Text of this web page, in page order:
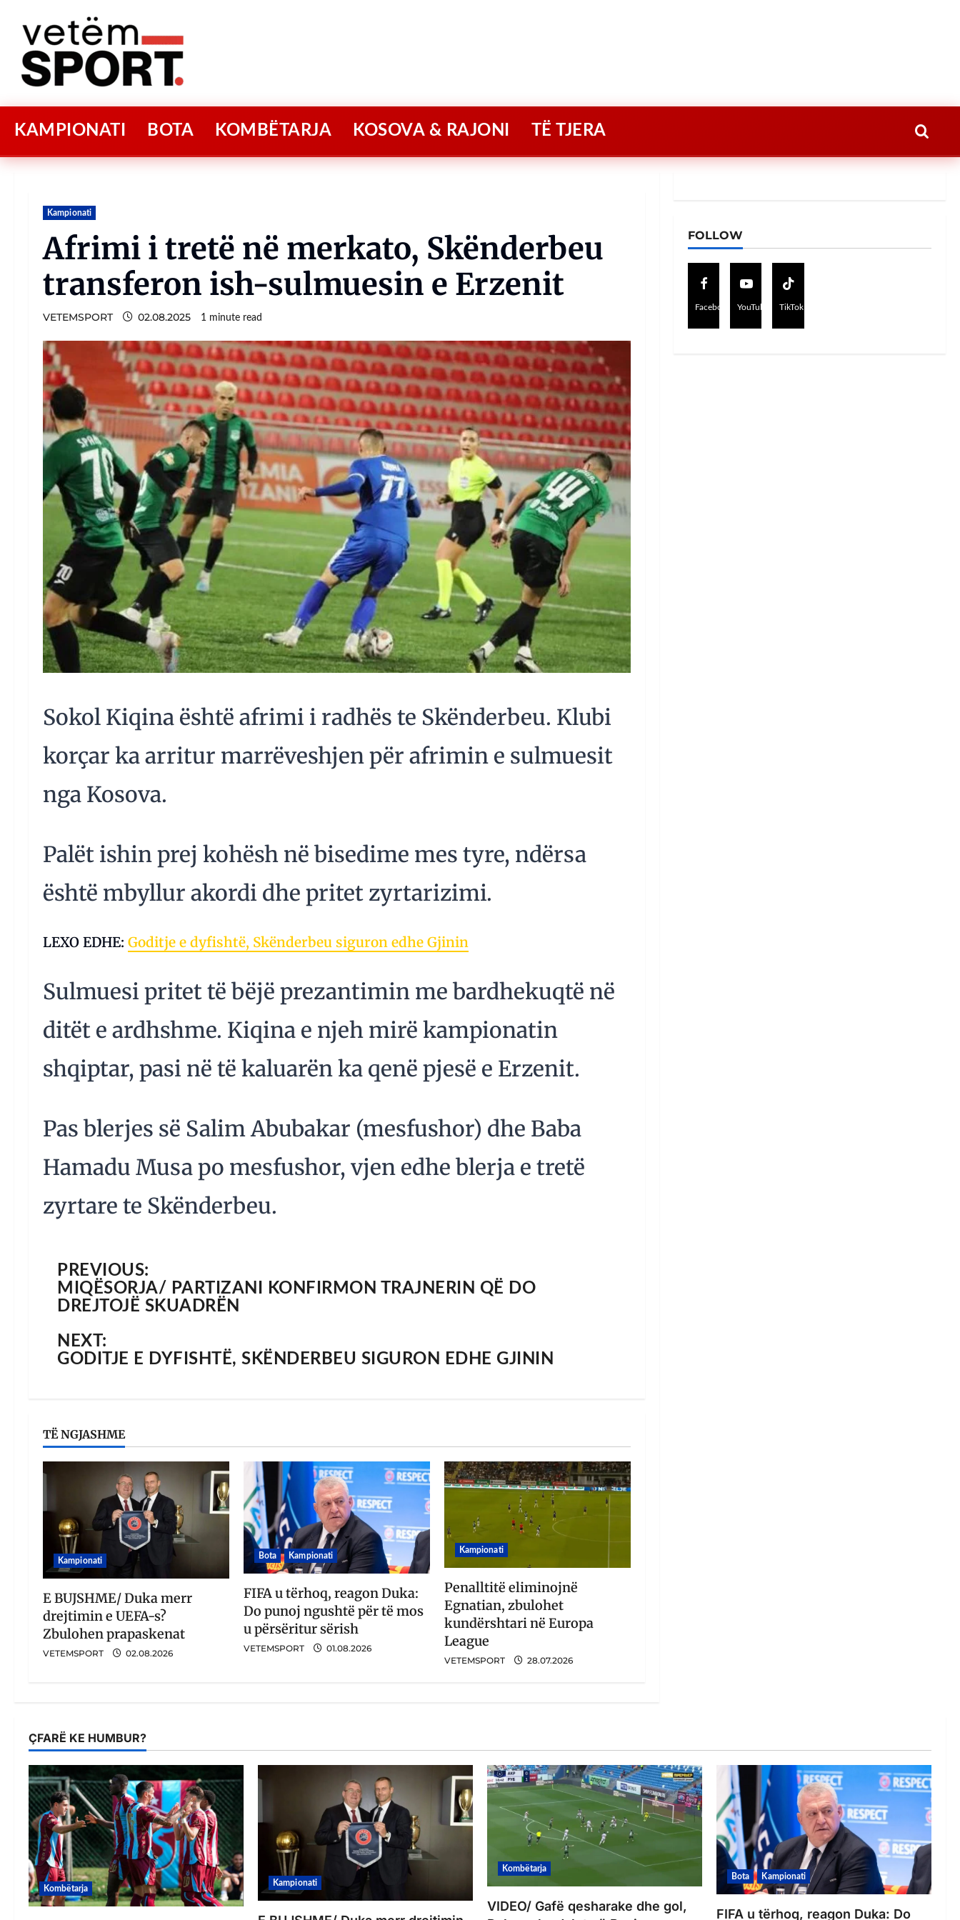
KAMPIONATI BOTA KOMBËTARJA KOSOVA & RAJONI TË TJERA
Kampionati
Afrimi i tretë në merkato, Skënderbeu
transferon ish-sulmuesin e Erzenit
VETEMSPORT 02.08.2025 1 minute read
Sokol Kiqina është afrimi i radhës te Skënderbeu. Klubi
korçar ka arritur marrëveshjen për afrimin e sulmuesit
nga Kosova.
Palët ishin prej kohësh në bisedime mes tyre, ndërsa
është mbyllur akordi dhe pritet zyrtarizimi.
LEXO EDHE: Goditje e dyfishtë, Skënderbeu siguron edhe Gjinin
Sulmuesi pritet të bëjë prezantimin me bardhekuqtë në
ditët e ardhshme. Kiqina e njeh mirë kampionatin
shqiptar, pasi në të kaluarën ka qenë pjesë e Erzenit.
Pas blerjes së Salim Abubakar (mesfushor) dhe Baba
Hamadu Musa po mesfushor, vjen edhe blerja e tretë
zyrtare te Skënderbeu.
PREVIOUS:
MIQËSORJA/ PARTIZANI KONFIRMON TRAJNERIN QË DO
DREJTOJË SKUADRËN
NEXT:
GODITJE E DYFISHTË, SKËNDERBEU SIGURON EDHE GJININ
TË NGJASHME
Kampionati
E BUJSHME/ Duka merr
drejtimin e UEFA-s?
Zbulohen prapaskenat
VETEMSPORT 02.08.2026
Bota Kampionati
FIFA u tërhoq, reagon Duka:
Do punoj ngushtë për të mos
u përsëritur sërish
VETEMSPORT 01.08.2026
Kampionati
Penalltitë eliminojnë
Egnatian, zbulohet
kundërshtari në Europa
League
VETEMSPORT 28.07.2026
FOLLOW
Facebook YouTube TikTok
ÇFARË KE HUMBUR?
Kombëtarja
Kampionati
Kombëtarja
VIDEO/ Gafë qesharake dhe gol,
Bota Kampionati
FIFA u tërhoq, reagon Duka: Do